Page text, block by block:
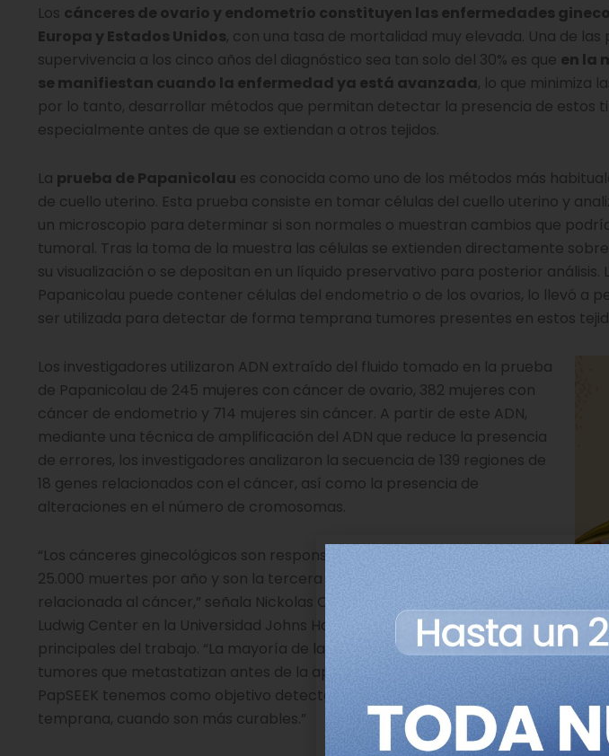
Los cánceres de ovario y endometrio constituyen las enfermedades
Europa y Estados Unidos, con una tasa de mortalidad muy elevada. Una de las
supervivencia a los cinco años del diagnóstico sea tan solo del 30% es que en la
se manifiestan cuando la enfermedad ya está avanzada, lo que minimiza
por lo tanto, desarrollar métodos que permitan detectar la presencia de estos
especialmente antes de que se extiendan a otros tejidos.
La prueba de Papanicolau es conocida como uno de los métodos más
de cuello uterino. Esta prueba consiste en tomar células del cuello uterino y
un microscopio para determinar si son normales o muestran cambios que
tumoral. Tras la toma de la muestra las células se extienden directamente
su visualización o se depositan en un líquido preservativo para posterior
Papanicolau puede contener células del endometrio o de los ovarios, lo llevó a
ser utilizada para detectar de forma temprana tumores presentes en estos
y
Los investigadores utilizaron ADN extraído del fluido tomado en la prueba
de Papanicolau de 245 mujeres con cáncer de ovario, 382 mujeres con
cáncer de endometrio y 714 mujeres sin cáncer. A partir de este ADN,
mediante una técnica de amplificación del ADN que reduce la presencia
de errores, los investigadores analizaron la secuencia de 139 regiones de
18 genes relacionados con el cáncer, así como la presencia de
alteraciones en el número de cromosomas.
“Los cánceres ginecológicos son responsables de aproximadamente
25.000 muertes por año y son la tercera causa de mortalidad
relacionada al cáncer,” señala Nickolas Oapadopoulos, investigador en el
Ludwig Center en la Universidad Johns Hopkins y uno de los autores
principales del trabajo. “La mayoría de las muertes son causadas por
tumores que metastatizan antes de la aparición de los síntomas. Con
PapSEEK tenemos como objetivo detectar estos cánceres de forma
temprana, cuando son más curables.”